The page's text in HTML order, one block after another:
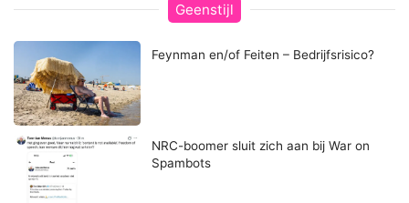
Geenstijl
Feynman en/of Feiten – Bedrijfsrisico?
NRC-boomer sluit zich aan bij War on
Spambots